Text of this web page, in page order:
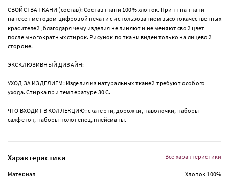
СВОЙСТВА ТКАНИ (состав): Состав ткани 100% хлопок. Принт на ткани
нанесен методом цифровой печати с использованием высококачественных
красителей, благодаря чему изделия не линяют и не меняют свой цвет
после многократных стирок. Рисунок по ткани виден только на лицевой
стороне.
ЭКСКЛЮЗИВНЫЙ ДИЗАЙН:
УХОД ЗА ИЗДЕЛИЕМ: Изделия из натуральных тканей требуют особого
ухода. Стирка при температуре 30 С.
ЧТО ВХОДИТ В КОЛЛЕКЦИЮ: скатерти, дорожки, наволочки, наборы
салфеток, наборы полотенец, плейсматы.
Характеристики
Материал
Хлопок 100%
Все характеристики